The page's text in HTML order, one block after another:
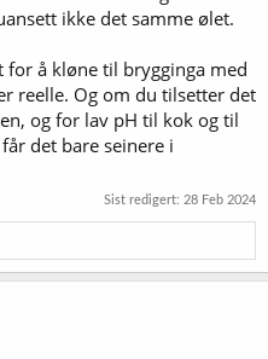
ikke det samme ølet.
for å kløne til brygginga med
reelle. Og om du tilsetter det
og for lav pH til kok og til
det bare seinere i
Sist redigert: 28 Feb 2024